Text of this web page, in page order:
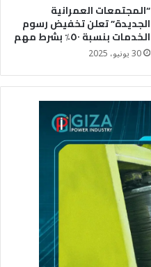
“المجتمعات العمرانية
الجديدة” تعلن تخفيض رسوم
الخدمات بنسبة ٥٠٪؜ بشرط مهم
30 يونيو، 2025